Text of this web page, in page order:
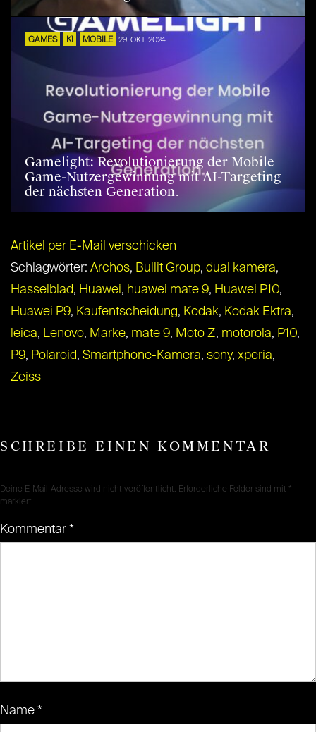
GAMES KI MOBILE 29. OKT. 2024
Gamelight: Revolutionierung der Mobile
Game-Nutzergewinnung mit AI-Targeting
der nächsten Generation.
Artikel per E-Mail verschicken
Schlagwörter: Archos, Bullit Group, dual kamera,
Hasselblad, Huawei, huawei mate 9, Huawei P10,
Huawei P9, Kaufentscheidung, Kodak, Kodak Ektra,
leica, Lenovo, Marke, mate 9, Moto Z, motorola, P10,
P9, Polaroid, Smartphone-Kamera, sony, xperia,
Zeiss
SCHREIBE EINEN KOMMENTAR
Deine E-Mail-Adresse wird nicht veröffentlicht. Erforderliche Felder sind mit *
markiert
Kommentar *
Name *